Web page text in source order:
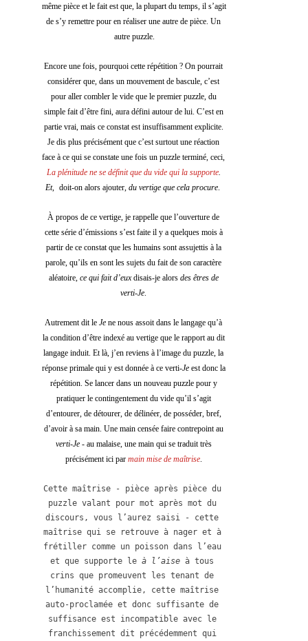
même pièce et le fait est que, la plupart du temps, il s’agit
de s’y remettre pour en réaliser une autre de pièce. Un
autre puzzle.
Encore une fois, pourquoi cette répétition ? On pourrait
considérer que, dans un mouvement de bascule, c’est
pour aller combler le vide que le premier puzzle, du
simple fait d’être fini, aura défini autour de lui. C’est en
partie vrai, mais ce constat est insuffisamment explicite.
Je dis plus précisément que c’est surtout une réaction
La plénitude ne se définit que du vide qui la supporte.
Et, doit-on alors ajouter, du vertige que cela procure.
À propos de ce vertige, je rappelle que l’ouverture de
cette série d’émissions s’est faite il y a quelques mois à
partir de ce constat que les humains sont assujettis à la
parole, qu’ils en sont les sujets du fait de son caractère
aléatoire, ce qui fait d’eux disais-je alors des êtres de
verti-Je
Autrement dit le Je ne nous assoit dans le langage qu’à
la condition d’être indexé au vertige que le rapport au dit
langage induit. Et là, j’en reviens à l’image du puzzle, la
réponse primale qui y est donnée à ce verti-Je est donc la
répétition. Se lancer dans un nouveau puzzle pour y
pratiquer le contingentement du vide qu’il s’agit
d’entourer, de détourer, de délinéer, de posséder, bref,
d’avoir à sa main. Une main censée faire contrepoint au
verti-Je - au malaise, une main qui se traduit très
précisément ici par main mise de maîtrise.
Cette maîtrise - pièce après pièce du
puzzle valant pour mot après mot du
discours, vous l’aurez saisi - cette
maîtrise qui se retrouve à nager et à
frétiller comme un poisson dans l’eau
et que supporte le à l’aise à tous
crins que promeuvent les tenant de
l’humanité accomplie, cette maîtrise
auto-proclamée et donc suffisante de
suffisance est incompatible avec le
franchissement dit précédemment qui